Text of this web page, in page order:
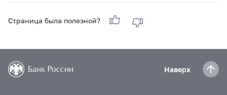
Страница была полезной?
Наверх